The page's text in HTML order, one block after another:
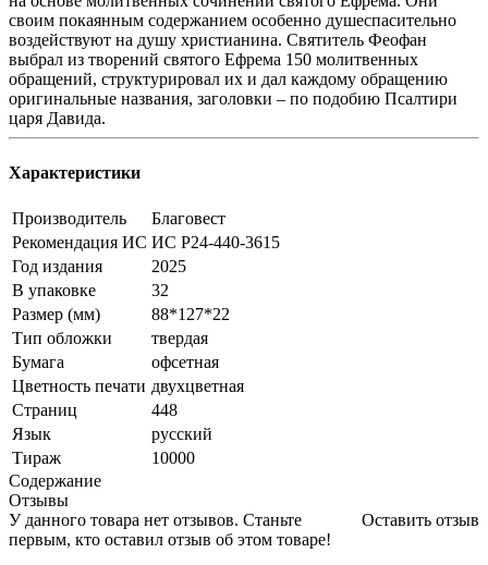
своим покаянным содержанием особенно душеспасительно
воздействуют на душу христианина. Святитель Феофан
выбрал из творений святого Ефрема 150 молитвенных
обращений, структурировал их и дал каждому обращению
оригинальные названия, заголовки – по подобию Псалтири
царя Давида.
Характеристики
Производитель
Благовест
Рекомендация ИС ИС Р24-440-3615
Год издания
2025
В упаковке
32
Размер (мм)
88*127*22
Тип обложки
твердая
Бумага
офсетная
Цветность печати двухцветная
Страниц
448
Язык
русский
Тираж
10000
Содержание
Отзывы
Оставить отзыв
У данного товара нет отзывов. Станьте
первым, кто оставил отзыв об этом товаре!